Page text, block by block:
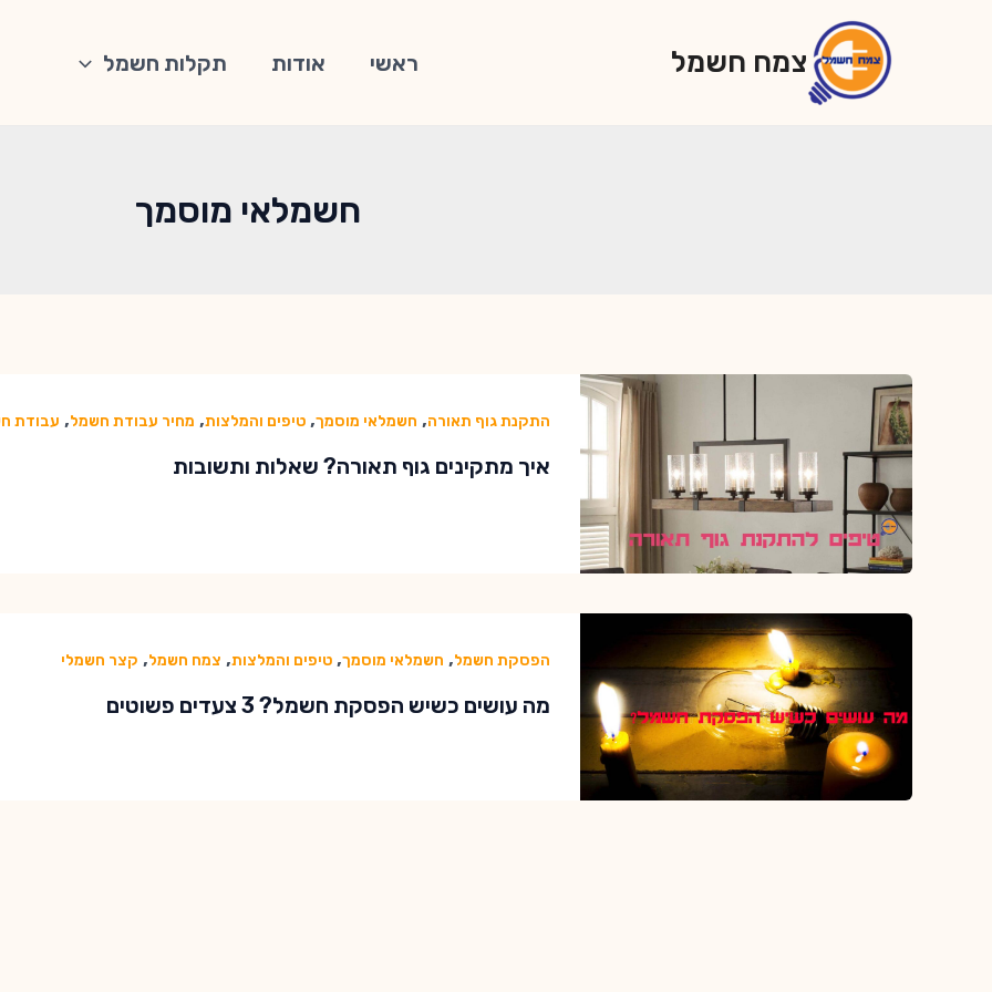
צמח חשמל ראשי אודות תקלות חשמל
חשמלאי מוסמך
התקנת גוף תאורה, חשמלאי מוסמך, טיפים והמלצות, מחיר עבודת חשמל, עבודת
איך מתקינים גוף תאורה? שאלות ותשובות
הפסקת חשמל, חשמלאי מוסמך, טיפים והמלצות, צמח חשמל, קצר חשמלי
מה עושים כשיש הפסקת חשמל? 3 צעדים פשוטים